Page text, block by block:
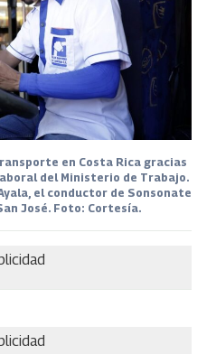
en Costa Rica gracias
del Ministerio de Trabajo.
el conductor de Sonsonate
José. Foto: Cortesía.